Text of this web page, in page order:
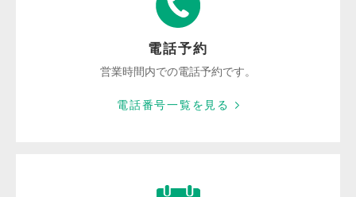
電話予約
営業時間内での電話予約です。
電話番号一覧を見る